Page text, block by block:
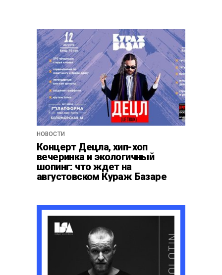
НОВОСТИ
Концерт Децла, хип-хоп
вечеринка и экологичный
шопинг: что ждет на
августовском Кураж Базаре